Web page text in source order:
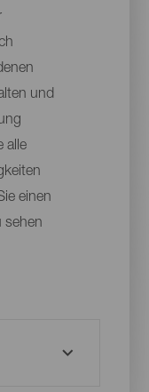
und
alle
einen
sehen